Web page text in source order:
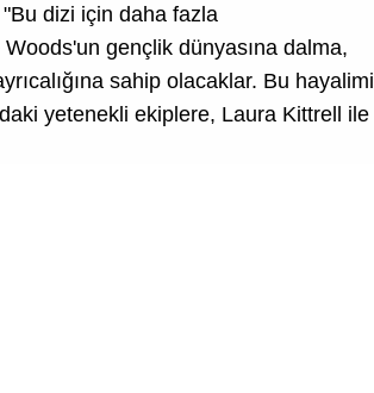
dizi için daha fazla
gençlik dünyasına dalma,
sahip olacaklar. Bu hayalimi
yetenekli ekiplere, Laura Kittrell ile